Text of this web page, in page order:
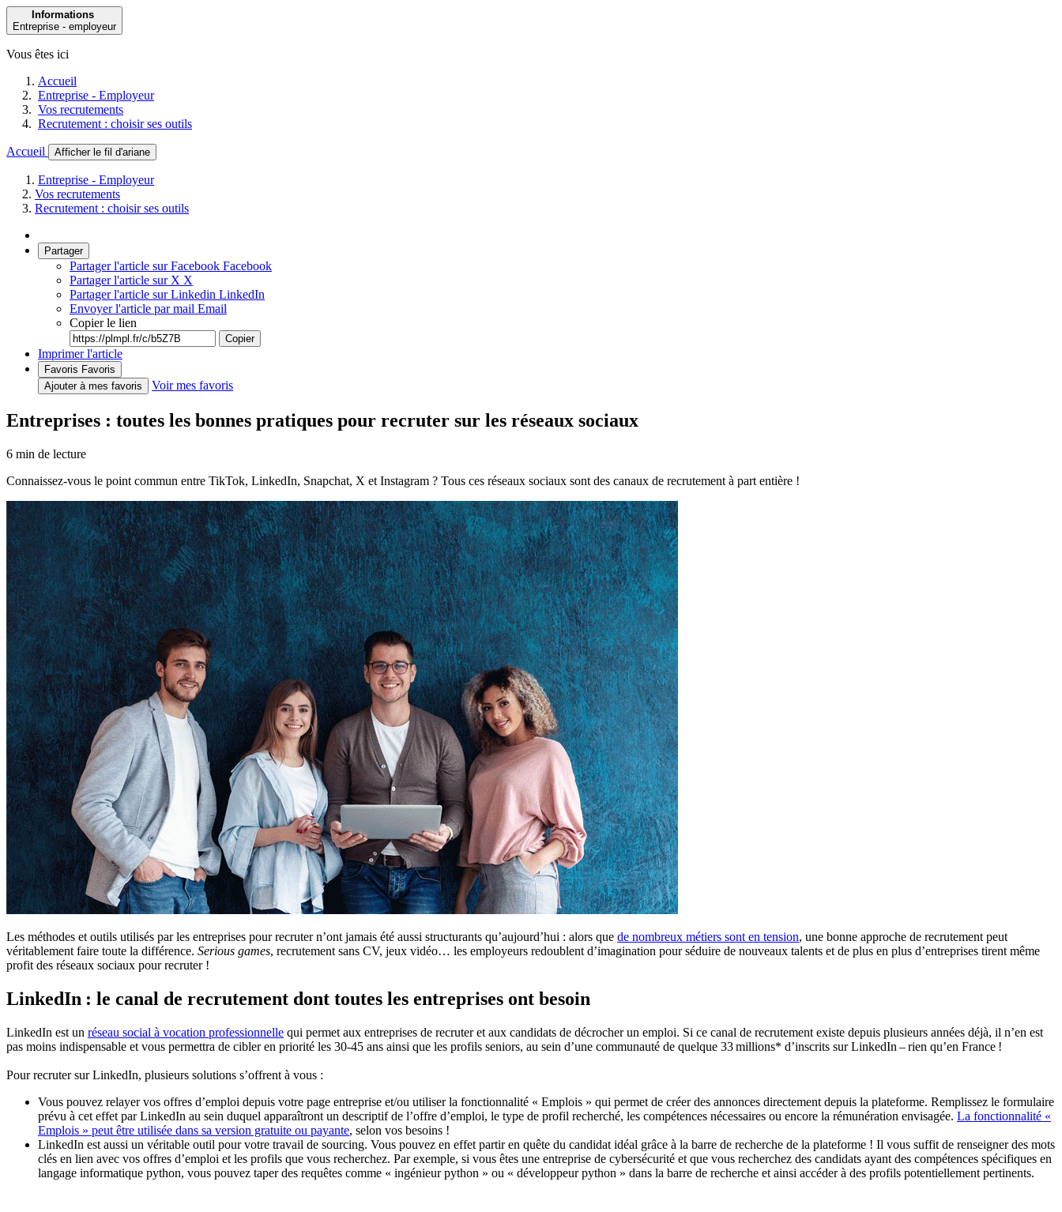
Informations
Entreprise - employeur
Vous êtes ici
Accueil
Entreprise - Employeur
Vos recrutements
Recrutement : choisir ses outils
Accueil Afficher le fil d'ariane
Entreprise - Employeur
Vos recrutements
Recrutement : choisir ses outils
Partager
Partager l'article sur Facebook Facebook
Partager l'article sur X X
Partager l'article sur Linkedin LinkedIn
Envoyer l'article par mail Email
Copier le lien
Copier
Imprimer l'article
Favoris Favoris
Ajouter à mes favoris
Voir mes favoris
Entreprises : toutes les bonnes pratiques pour recruter sur les réseaux sociaux
6 min de lecture
Connaissez-vous le point commun entre TikTok, LinkedIn, Snapchat, X et Instagram ? Tous ces réseaux sociaux sont des canaux de recrutement à part entière !
Les méthodes et outils utilisés par les entreprises pour recruter n’ont jamais été aussi structurants qu’aujourd’hui : alors que de nombreux métiers sont en tension, une bonne approche de recrutement peut
véritablement faire toute la différence. Serious games, recrutement sans CV, jeux vidéo… les employeurs redoublent d’imagination pour séduire de nouveaux talents et de plus en plus d’entreprises tirent même
profit des réseaux sociaux pour recruter !
LinkedIn : le canal de recrutement dont toutes les entreprises ont besoin
LinkedIn est un réseau social à vocation professionnelle qui permet aux entreprises de recruter et aux candidats de décrocher un emploi. Si ce canal de recrutement existe depuis plusieurs années déjà, il n’en est
pas moins indispensable et vous permettra de cibler en priorité les 30-45 ans ainsi que les profils seniors, au sein d’une communauté de quelque 33 millions* d’inscrits sur LinkedIn – rien qu’en France !
Pour recruter sur LinkedIn, plusieurs solutions s’offrent à vous :
Vous pouvez relayer vos offres d’emploi depuis votre page entreprise et/ou utiliser la fonctionnalité « Emplois » qui permet de créer des annonces directement depuis la plateforme. Remplissez le formulaire
prévu à cet effet par LinkedIn au sein duquel apparaîtront un descriptif de l’offre d’emploi, le type de profil recherché, les compétences nécessaires ou encore la rémunération envisagée. La fonctionnalité «
Emplois » peut être utilisée dans sa version gratuite ou payante, selon vos besoins !
LinkedIn est aussi un véritable outil pour votre travail de sourcing. Vous pouvez en effet partir en quête du candidat idéal grâce à la barre de recherche de la plateforme ! Il vous suffit de renseigner des mots
clés en lien avec vos offres d’emploi et les profils que vous recherchez. Par exemple, si vous êtes une entreprise de cybersécurité et que vous recherchez des candidats ayant des compétences spécifiques en
langage informatique python, vous pouvez taper des requêtes comme « ingénieur python » ou « développeur python » dans la barre de recherche et ainsi accéder à des profils potentiellement pertinents.